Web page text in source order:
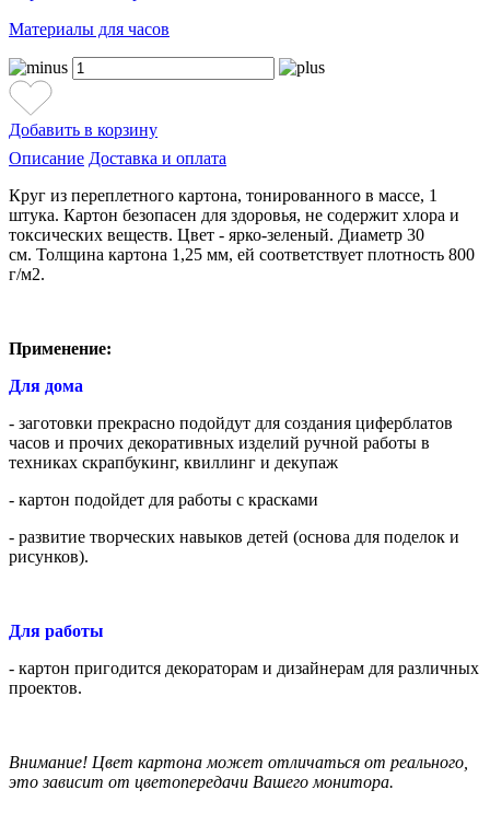
Материалы для часов
Добавить в корзину
Описание Доставка и оплата
Круг из переплетного картона, тонированного в массе, 1
штука. Картон безопасен для здоровья, не содержит хлора и
токсических веществ. Цвет - ярко-зеленый. Диаметр 30
см. Толщина картона 1,25 мм, ей соответствует плотность 800
г/м2.
Применение:
Для дома
- заготовки прекрасно подойдут для создания циферблатов
часов и прочих декоративных изделий ручной работы в
техниках скрапбукинг, квиллинг и декупаж
- картон подойдет для работы с красками
- развитие творческих навыков детей (основа для поделок и
рисунков).
Для работы
- картон пригодится декораторам и дизайнерам для различных
проектов.
Внимание! Цвет картона может отличаться от реального,
это зависит от цветопередачи Вашего монитора.